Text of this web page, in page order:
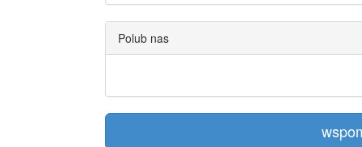
Polub nas